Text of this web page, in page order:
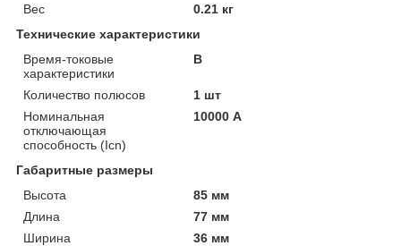
Вес
0.21 кг
Технические характеристики
Время-токовые
характеристики
B
Количество полюсов
1 шт
Номинальная
отключающая
способность (Icn)
10000 А
Габаритные размеры
Высота
85 мм
Длина
77 мм
Ширина
36 мм